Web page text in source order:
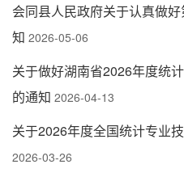
会同县人民政府关于认真做
知 2026-05-06
关于做好湖南省2026年度统
的通知 2026-04-13
关于2026年度全国统计专业
2026-03-26